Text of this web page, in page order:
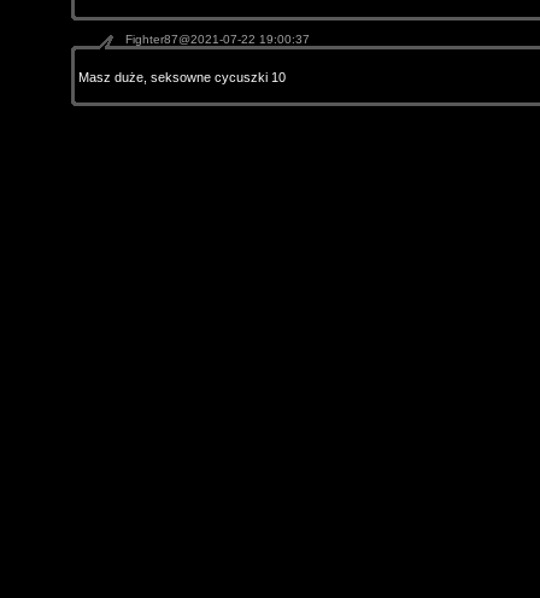
Fighter87@2021-07-22 19:00:37
Masz duże, seksowne cycuszki 10